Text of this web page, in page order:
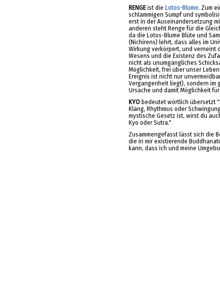
RENGEist die Lotos-Blume. Zum
schlammigen Sumpf und
erst in der Auseinandersetzung
anderen steht Renge für die
da die Lotos-Blume Blüte und
(Nichirens) lehrt, dass alles im
Wirkung verkörpert, und verneint
Wesens und die Existenz des
nicht als unumgängliches
Möglichkeit, frei über unser
Ereignis ist nicht nur
Vergangenheit liegt), sondern im
Ursache und damit Möglichkeit
KYObedeutet wörtlich übersetzt
Klang, Rhythmus oder
mystische Gesetz ist, wirst du
Kyo oder Sutra."
Zusammengefasst lässt sich die
die in mir existierende
kann, dass ich und meine